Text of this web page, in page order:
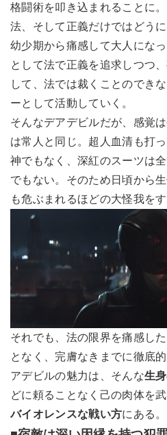
格闘術を叩き込まれることに。
法、そして正義だけではどう
幼少期から痛感して大人にな
として法で正義を追求しつつ
して、法では裁くことのでき
ーとして活動していく。
そんなデアデビルだが、感覚
は常人と同じ。超人血清も打
神でもなく、深紅のスーツは
でもない。そのため日頃から
も危ぶまれるほどの大怪我を
それでも、法の限界を痛感し
となく、完膚なきまでに徹底
アデビルの魅力は、そんな生
どに頼ることなく己の肉体を
バイオレンスな戦い方にある。